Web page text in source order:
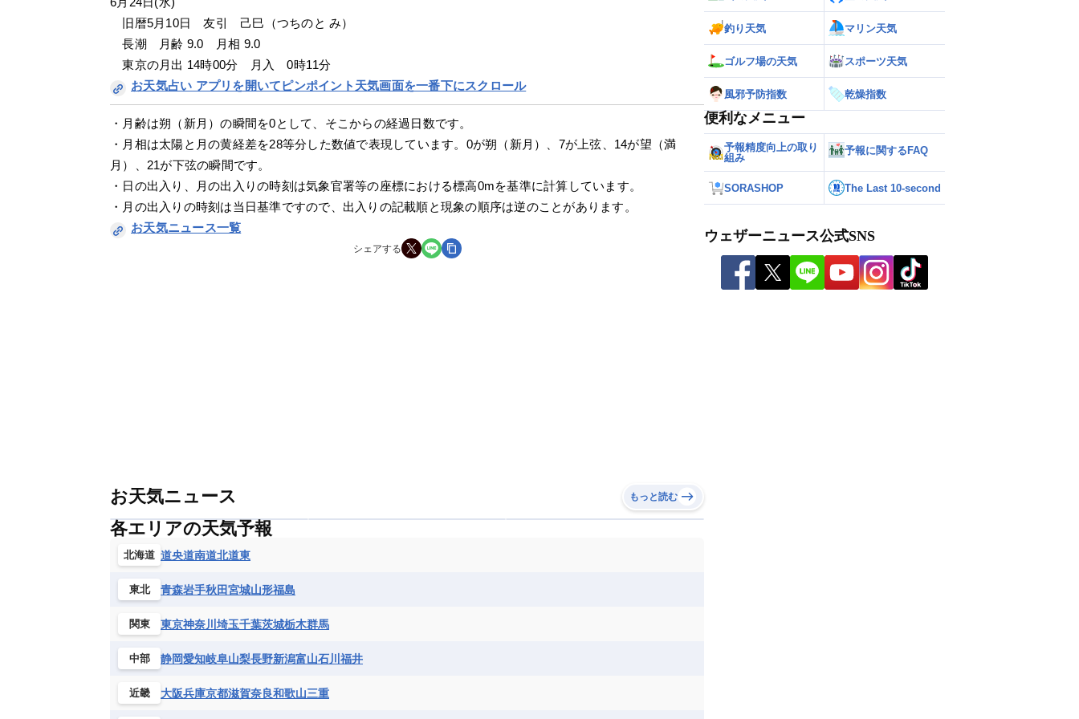
旧暦5月10日　友引　己巳（つちのと み）
長潮　月齢 9.0　月相 9.0
東京の月出 14時00分　月入　0時11分
お天気占い アプリを開いてピンポイント天気画面を一番下にスクロール
・月齢は朔（新月）の瞬間を0として、そこからの経過日数です。
・月相は太陽と月の黄経差を28等分した数値で表現しています。0が朔（新月）、7が上弦、14が望（満
月）、21が下弦の瞬間です。
・日の出入り、月の出入りの時刻は気象官署等の座標における標高0mを基準に計算しています。
・月の出入りの時刻は当日基準ですので、出入りの記載順と現象の順序は逆のことがあります。
お天気ニュース一覧
シェアする
お天気ニュース もっと読む
各エリアの天気予報
北海道 道央道南道北道東
東北 青森岩手秋田宮城山形福島
関東 東京神奈川 埼玉千葉茨城栃木群馬
中部 静岡愛知岐阜山梨長野新潟富山石川 福井
近畿 大阪兵庫京都滋賀奈良和歌山三重
釣り天気 マリン天気
ゴルフ場の天気 スポーツ天気
風邪予防指数 乾燥指数
便利なメニュー
予報精度向上の取り
組み
予報に関するFAQ
SORASHOP The Last 10-second
ウェザーニュース公式SNS